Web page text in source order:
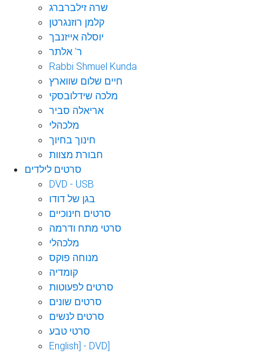
שרה זילברברג
קלמן רוזנגרטן
יוסלה אייזנבך
ר' אלתר
Rabbi Shmuel Kunda
חיים שלום שווארץ
מלכה שידלובסקי
אריאלה סביר
מלכהלי
חינוך בחיוך
חבורת מצוות
סרטים לילדים
DVD - USB
בגן של דודו
סרטים חינוכיים
סרטי מתח ודרמה
מלכהלי
מנוחה פוקס
קומדיה
סרטים לפעוטות
סרטים שונים
סרטים לנשים
סרטי טבע
English] - DVD]